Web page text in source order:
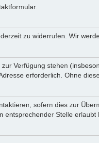
zu widerrufen. Wir
Verfügung stehen
erforderlich. Ohne
sofern dies zur
entsprechender Stelle erlaubt